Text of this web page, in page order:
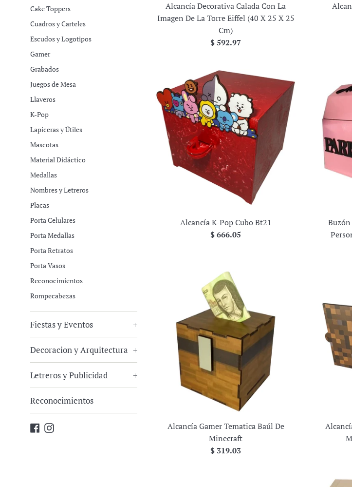
Cake Toppers
Cuadros y Carteles
Escudos y Logotipos
Gamer
Grabados
Juegos de Mesa
Llaveros
K-Pop
Lapiceras y Útiles
Mascotas
Material Didáctico
Medallas
Nombres y Letreros
Placas
Porta Celulares
Porta Medallas
Porta Retratos
Porta Vasos
Reconocimientos
Rompecabezas
Fiestas y Eventos +
Decoracion y Arquitectura +
Letreros y Publicidad +
Reconocimientos
Facebook
Instagram
Alcancía Decorativa Calada Con La
Imagen De La Torre Eiffel (40 X 25 X 25
Cm)
Precio
$ 592.97
Alcancía K-Pop Cubo Bt21
Precio
$ 666.05
Alcancía Gamer Tematica Baúl De
Minecraft
Precio
$ 319.03